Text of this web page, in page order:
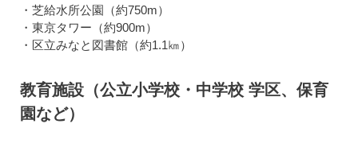
・芝給水所公園（約750m）
・東京タワー（約900m）
・区立みなと図書館（約1.1㎞）
教育施設（公立小学校・中学校 学区、保育
園など）